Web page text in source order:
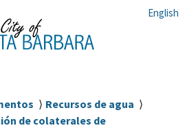
English
Recursos de agua
de colaterales de